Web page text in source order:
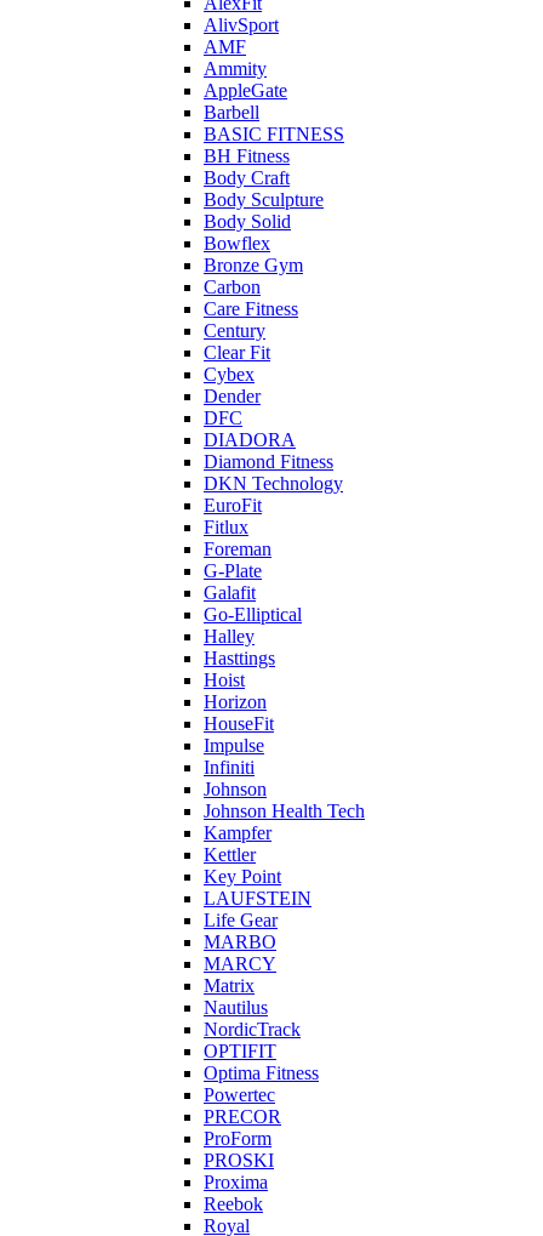
AlivSport
AMF
Ammity
AppleGate
Barbell
BASIC FITNESS
BH Fitness
Body Craft
Body Sculpture
Body Solid
Bowflex
Bronze Gym
Carbon
Care Fitness
Century
Clear Fit
Cybex
Dender
DFC
DIADORA
Diamond Fitness
DKN Technology
EuroFit
Fitlux
Foreman
G-Plate
Galafit
Go-Elliptical
Halley
Hasttings
Hoist
Horizon
HouseFit
Impulse
Infiniti
Johnson
Johnson Health Tech
Kampfer
Kettler
Key Point
LAUFSTEIN
Life Gear
MARBO
MARCY
Matrix
Nautilus
NordicTrack
OPTIFIT
Optima Fitness
Powertec
PRECOR
ProForm
PROSKI
Proxima
Reebok
Royal